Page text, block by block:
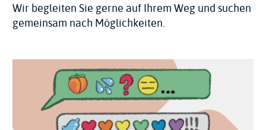
Wir begleiten Sie gerne auf Ihrem Weg und suchen
gemeinsam nach Möglichkeiten.